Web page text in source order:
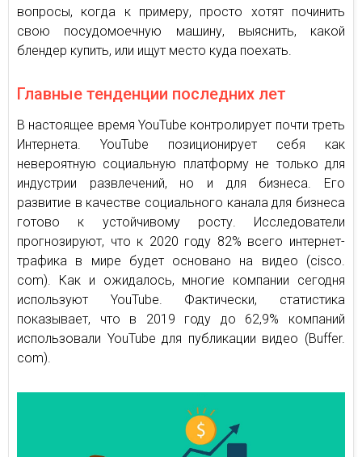
вопросы, когда к примеру, просто хотят починить
свою посудомоечную машину, выяснить, какой
блендер купить, или ищут место куда поехать.
Главные тенденции последних лет
В настоящее время YouTube контролирует почти треть
Интернета. YouTube позиционирует себя как
невероятную социальную платформу не только для
индустрии развлечений, но и для бизнеса. Его
развитие в качестве социального канала для бизнеса
готово к устойчивому росту. Исследователи
прогнозируют, что к 2020 году 82% всего интернет-
трафика в мире будет основано на видео (cisco.
com). Как и ожидалось, многие компании сегодня
используют YouTube. Фактически, статистика
показывает, что в 2019 году до 62,9% компаний
использовали YouTube для публикации видео (Buffer.
com).